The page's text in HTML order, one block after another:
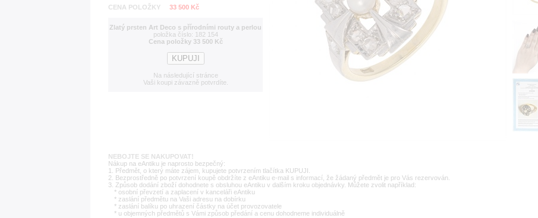
CENA POLOŽKY
33 500 Kč
Zlatý prsten Art Deco s přírodními routy a perlou
položka číslo: 182 154
Cena položky 33 500 Kč
Na následující stránce
Vaši koupi závazně potvrdíte.
NEBOJTE SE NAKUPOVAT!
Nákup na eAntiku je naprosto bezpečný:
1. Předmět, o který máte zájem, kupujete potvrzením tlačítka KUPUJI.
2. Bezprostředně po potvrzení koupě obdržíte z eAntiku e-mail s informací, že žádaný předmět je pro Vás rezervován.
3. Způsob dodání zboží dohodnete s obsluhou eAntiku v dalším kroku objednávky. Můžete zvolit například:
* osobní převzetí a zaplacení v kanceláři eAntiku
* zaslání předmětu na Vaši adresu na dobírku
* zaslání balíku po uhrazení částky na účet provozovatele
* u objemných předmětů s Vámi způsob předání a cenu dohodneme individuálně